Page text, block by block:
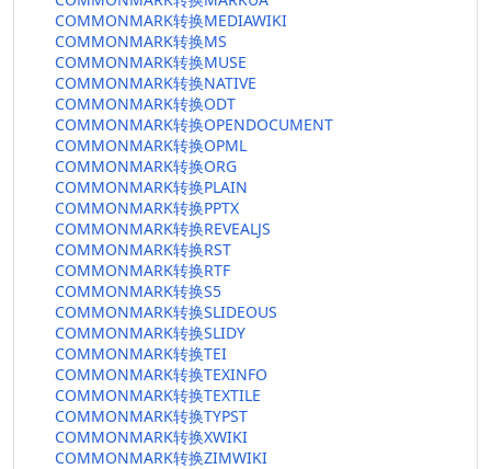
COMMONMARK转换MEDIAWIKI
COMMONMARK转换MS
COMMONMARK转换MUSE
COMMONMARK转换NATIVE
COMMONMARK转换ODT
COMMONMARK转换OPENDOCUMENT
COMMONMARK转换OPML
COMMONMARK转换ORG
COMMONMARK转换PLAIN
COMMONMARK转换PPTX
COMMONMARK转换REVEALJS
COMMONMARK转换RST
COMMONMARK转换RTF
COMMONMARK转换S5
COMMONMARK转换SLIDEOUS
COMMONMARK转换SLIDY
COMMONMARK转换TEI
COMMONMARK转换TEXINFO
COMMONMARK转换TEXTILE
COMMONMARK转换TYPST
COMMONMARK转换XWIKI
COMMONMARK转换ZIMWIKI